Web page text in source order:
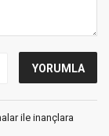
ile inançlara